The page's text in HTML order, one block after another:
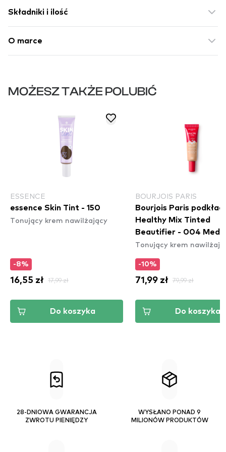
Składniki i ilość
O marce
MOŻESZ TAKŻE POLUBIĆ
ESSENCE
essence Skin Tint - 150
Tonujący krem nawilżający
-8%
16,55 zł 17,99 zł
Do koszyka
BOURJOIS PARIS
Bourjois Paris podkład
Healthy Mix Tinted
Beautifier - 004
Tonujący krem
-10%
71,99 zł 79,99 zł
Do koszyka
28-DNIOWA GWARANCJA
ZWROTU PIENIĘDZY
WYSŁANO PONAD 9
MILIONÓW PRODUKTÓW